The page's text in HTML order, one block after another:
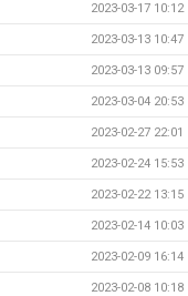
2023-03-17 10:12
2023-03-13 10:47
2023-03-13 09:57
2023-03-04 20:53
2023-02-27 22:01
2023-02-24 15:53
2023-02-22 13:15
2023-02-14 10:03
2023-02-09 16:14
2023-02-08 10:18